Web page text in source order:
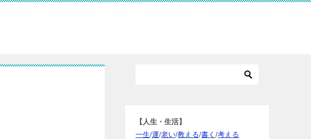
【人生・生活】
一生/運/老い/教える/書く /考える